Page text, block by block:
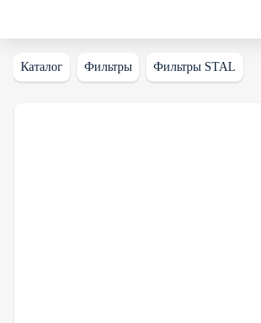
Каталог Фильтры Фильтры STAL